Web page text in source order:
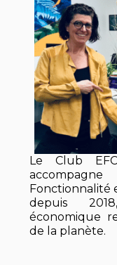
Le Club
Fonctionnalité
depuis
économique
de la planète.